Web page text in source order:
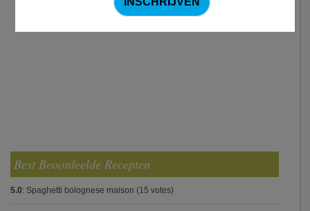
Best Beoordeelde Recepten
5.0: Spaghetti bolognese maison (15 votes)